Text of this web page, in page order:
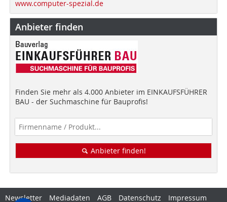
www.computer-spezial.de
Anbieter finden
Finden Sie mehr als 4.000 Anbieter im EINKAUFSFÜHRER
BAU - der Suchmaschine für Bauprofis!
Anbieter finden!
Newsletter Mediadaten AGB Datenschutz Impressum